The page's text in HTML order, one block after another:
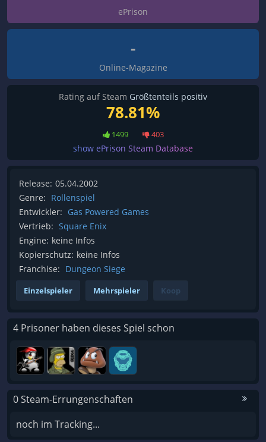
ePrison
-
Online-Magazine
Rating auf Steam Größtenteils positiv
78.81%
1499 403
show ePrison Steam Database
Release: 05.04.2002
Genre: Rollenspiel
Entwickler: Gas Powered Games
Vertrieb: Square Enix
Engine: keine Infos
Kopierschutz: keine Infos
Franchise: Dungeon Siege
Einzelspieler Mehrspieler Koop
4 Prisoner haben dieses Spiel schon
0 Steam-Errungenschaften
noch im Tracking...